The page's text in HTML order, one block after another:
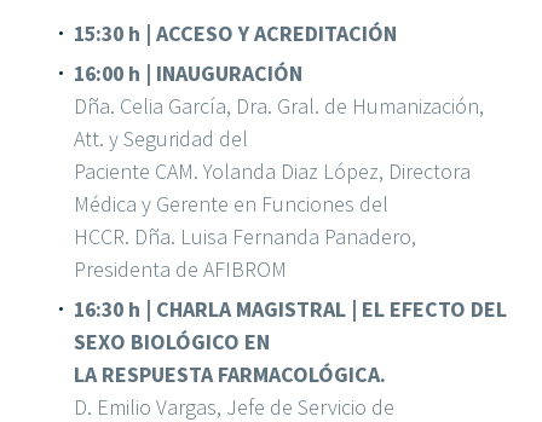
15:30 h | ACCESO Y ACREDITACIÓN
16:00 h | INAUGURACIÓN
Dña. Celia García, Dra. Gral. de Humanización,
Att. y Seguridad del
Paciente CAM. Yolanda Diaz López, Directora
Médica y Gerente en Funciones del
HCCR. Dña. Luisa Fernanda Panadero,
Presidenta de AFIBROM
16:30 h | CHARLA MAGISTRAL | EL EFECTO DEL
SEXO BIOLÓGICO EN
LA RESPUESTA FARMACOLÓGICA.
D. Emilio Vargas, Jefe de Servicio de